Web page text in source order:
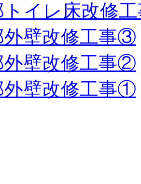
トイレ床改修
外壁改修工事③
外壁改修工事②
外壁改修工事①